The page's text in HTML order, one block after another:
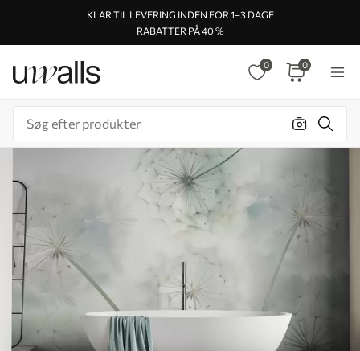
KLAR TIL LEVERING INDEN FOR 1–3 DAGE
RABATTER PÅ 40 %
0 0